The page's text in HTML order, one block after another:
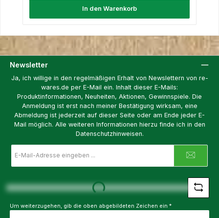
In den Warenkorb
Newsletter
Ja, ich willige in den regelmäßigen Erhalt von Newslettern von re-
wares.de per E-Mail ein. Inhalt dieser E-Mails:
Produktinformationen, Neuheiten, Aktionen, Gewinnspiele. Die
Anmeldung ist erst nach meiner Bestätigung wirksam, eine
Abmeldung ist jederzeit auf dieser Seite oder am Ende jeder E-
Mail möglich. Alle weiteren Informationen hierzu finde ich in den
Datenschutzhinweisen.
Mail-
Loading...
Um weiterzugehen, gib die oben abgebildeten Zeichen ein *